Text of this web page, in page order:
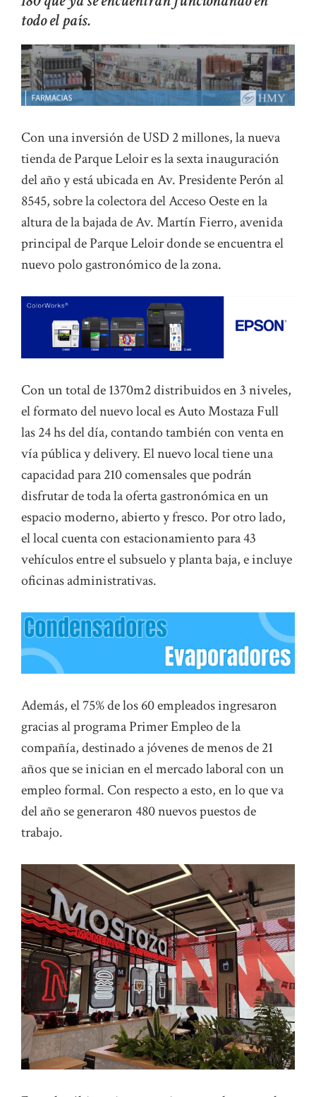
todo el país.
Con una inversión de USD 2 millones, la nueva
tienda de Parque Leloir es la sexta inauguración
del año y está ubicada en Av. Presidente Perón al
8545, sobre la colectora del Acceso Oeste en la
altura de la bajada de Av. Martín Fierro, avenida
principal de Parque Leloir donde se encuentra el
nuevo polo gastronómico de la zona.
Con un total de 1370m2 distribuidos en 3 niveles,
el formato del nuevo local es Auto Mostaza Full
las 24 hs del día, contando también con venta en
vía pública y delivery. El nuevo local tiene una
capacidad para 210 comensales que podrán
disfrutar de toda la oferta gastronómica en un
espacio moderno, abierto y fresco. Por otro lado,
el local cuenta con estacionamiento para 43
vehículos entre el subsuelo y planta baja, e incluye
oficinas administrativas.
Además, el 75% de los 60 empleados ingresaron
gracias al programa Primer Empleo de la
compañía, destinado a jóvenes de menos de 21
años que se inician en el mercado laboral con un
empleo formal. Con respecto a esto, en lo que va
del año se generaron 480 nuevos puestos de
trabajo.